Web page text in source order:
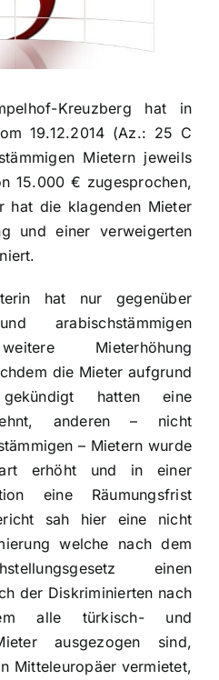
Kreuzberg hat in
19.12.2014 (Az.: 25 C
Mietern jeweils
15.000 € zugesprochen,
hat die klagenden Mieter
und einer verweigerten
hat nur gegenüber
arabischstämmigen
Mieterhöhung
die Mieter aufgrund
hatten eine
anderen – nicht
– Mietern wurde
erhöht und in einer
eine Räumungsfrist
sah hier eine nicht
welche nach dem
einen
der Diskriminierten nach
alle türkisch- und
ausgezogen sind,
Mitteleuropäer vermietet,